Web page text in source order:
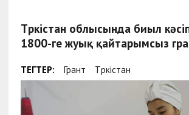
Түркістан облысында биыл
1800-ге жуық қайтарымсыз
ТЕГТЕР: Грант Түркістан